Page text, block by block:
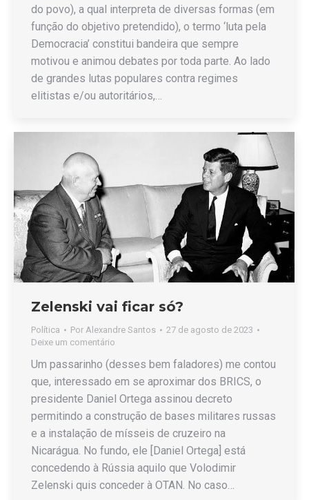
do povo), a qual interpreta de diversas formas (em
função do objetivo pretendido), o termo ‘luta pela
Democracia’ constitui bandeira que sempre
motivou e animou debates por toda parte. Ao lado
de grandes lutas populares contra regimes
elitistas e/ou autoritários,…
Zelenski vai ficar só?
Política Por Alexandre Santos
27 de agosto de 2023
Deixe um comentário
Um passarinho (desses bem faladores) me contou
que, interessado em se aproximar dos BRICS, o
presidente Daniel Ortega assinou decreto
permitindo a construção de bases militares russas
e a instalação de mísseis de cruzeiro na
Nicarágua. No fundo, ele [Daniel Ortega] está
concedendo à Rússia aquilo que Volodimir
Zelenski quis conceder à OTAN. No caso…